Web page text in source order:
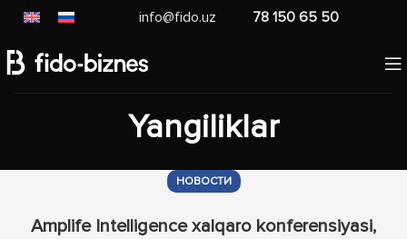
info@fido.uz 78 150 65 50
Yangiliklar
НОВОСТИ
Amplife Intelligence xalqaro konferensiyasi,